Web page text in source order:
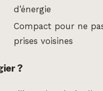
d’énergie
Compact pour ne
prises voisines
?